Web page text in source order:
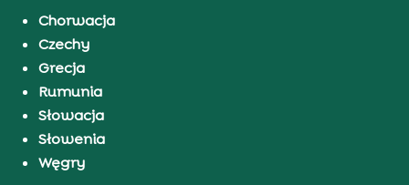
Chorwacja
Czechy
Grecja
Rumunia
Słowacja
Słowenia
Węgry